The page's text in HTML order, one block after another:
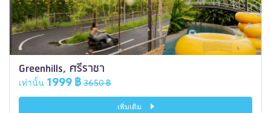
Greenhills, ศรีราชา
เท่านั้น 1999 ฿ 3650 ฿
เพิ่มเติม